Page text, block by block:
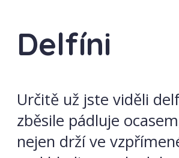
Delfíni
Určitě už jste viděli
zběsile pádluje
nejen drží ve